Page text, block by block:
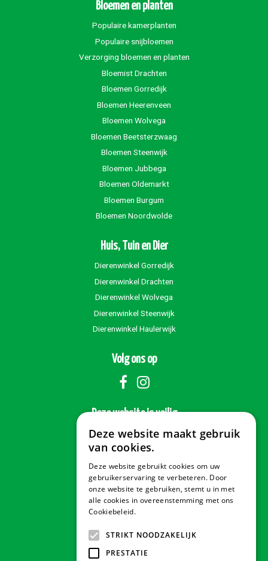
Bloemen en planten
Populaire kamerplanten
Populaire snijbloemen
Verzorging bloemen en planten
Bloemist Drachten
Bloemen Gorredijk
Bloemen Heerenveen
Bloemen Wolvega
Bloemen Beetsterzwaag
Bloemen Steenwijk
Bloemen Jubbega
Bloemen Oldemarkt
Bloemen Burgum
Bloemen Noordwolde
Huis, Tuin en Dier
Dierenwinkel Gorredijk
Dierenwinkel Drachten
Dierenwinkel Wolvega
Dierenwinkel Steenwijk
Dierenwinkel Haulerwijk
Volg ons op
Deze website is veilig
Veilig betalen
Contact & Openingstijden
Deze website maakt gebruik
van cookies.
Deze website gebruikt cookies om uw
gebruikerservaring te verbeteren. Door
onze website te gebruiken, stemt u in met
alle cookies in overeenstemming met ons
Cookiebeleid.
STRIKT NOODZAKELIJK
PRESTATIE